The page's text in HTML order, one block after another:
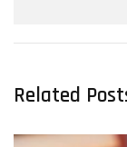
Related